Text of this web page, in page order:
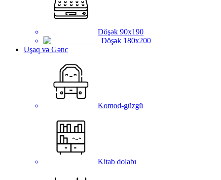
Döşək 90x190
Döşək 180x200
Uşaq və Gənc
Komod-güzgü
Kitab dolabı